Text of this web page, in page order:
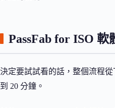
PassFab for ISO 軟
決定要試試看的話，整個流程
到 20 分鐘。